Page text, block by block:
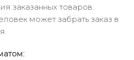
заказанных товаров.
может забрать заказ в